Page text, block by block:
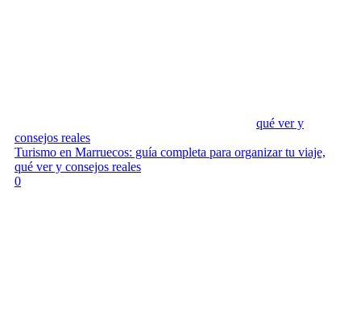
qué ver y
consejos reales
Turismo en Marruecos: guía completa para organizar tu viaje,
qué ver y consejos reales
0